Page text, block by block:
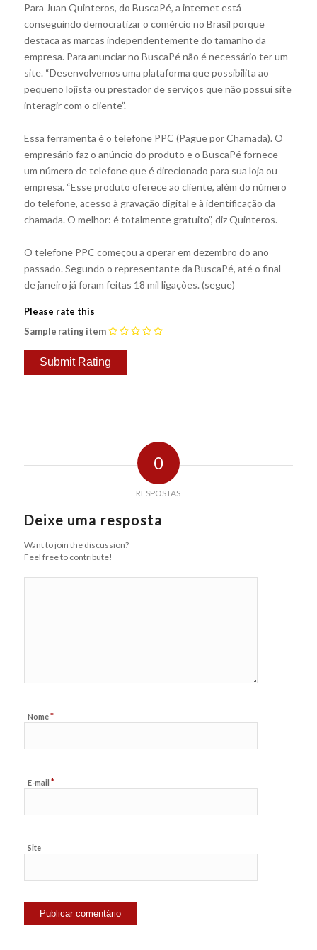
Para Juan Quinteros, do BuscaPé, a internet está
conseguindo democratizar o comércio no Brasil porque
destaca as marcas independentemente do tamanho da
empresa. Para anunciar no BuscaPé não é necessário ter um
site. “Desenvolvemos uma plataforma que possibilita ao
pequeno lojista ou prestador de serviços que não possui site
interagir com o cliente”.
Essa ferramenta é o telefone PPC (Pague por Chamada). O
empresário faz o anúncio do produto e o BuscaPé fornece
um número de telefone que é direcionado para sua loja ou
empresa. “Esse produto oferece ao cliente, além do número
do telefone, acesso à gravação digital e à identificação da
chamada. O melhor: é totalmente gratuito”, diz Quinteros.
O telefone PPC começou a operar em dezembro do ano
passado. Segundo o representante da BuscaPé, até o final
de janeiro já foram feitas 18 mil ligações. (segue)
Please rate this
Sample rating item
0
RESPOSTAS
Deixe uma resposta
Want to join the discussion?
Feel free to contribute!
Nome*
E-mail *
Site